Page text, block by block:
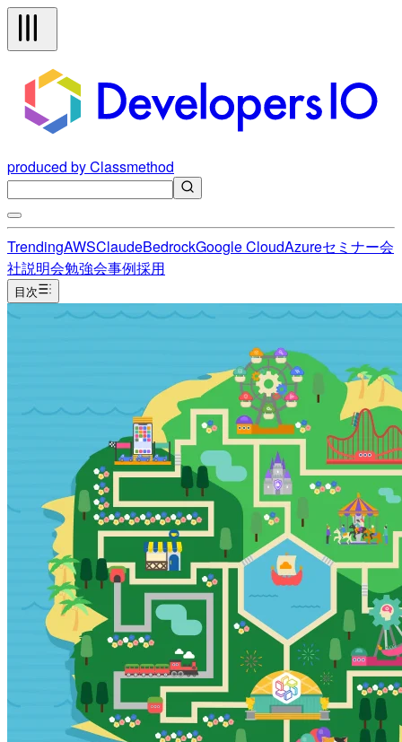
produced by Classmethod
TrendingAWSClaudeBedrockGoogle CloudAzureセミナー会
社説明会勉強会事例採用
目次